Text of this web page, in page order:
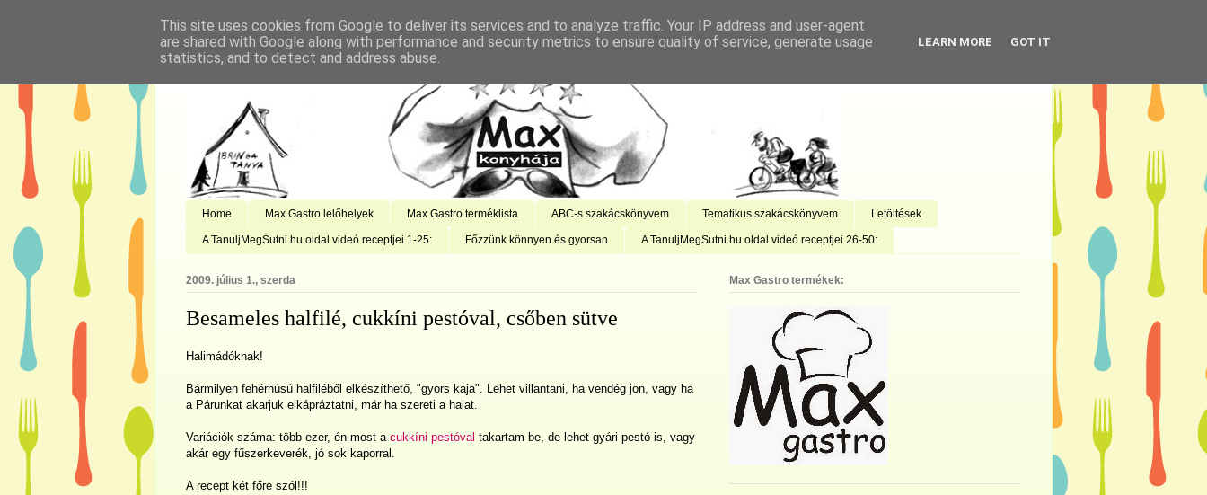
Home Max Gastro lelőhelyek Max Gastro terméklista ABC-s szakácskönyvem Tematikus szakácskönyvem Letöltések
A TanuljMegSutni.hu oldal videó receptjei 1-25: Főzzünk könnyen és gyorsan A TanuljMegSutni.hu oldal videó receptjei 26-50:
2009. július 1., szerda
Besameles halfilé, cukkíni pestóval, csőben sütve
Halimádóknak!
Bármilyen fehérhúsú halfiléből elkészíthető, "gyors kaja". Lehet villantani, ha vendég jön, vagy ha
a Párunkat akarjuk elkápráztatni, már ha szereti a halat.
Variációk száma: több ezer, én most a cukkíni pestóval takartam be, de lehet gyári pestó is, vagy
akár egy fűszerkeverék, jó sok kaporral.
A recept két főre szól!!!
Max Gastro termékek:
This site uses cookies from Google to deliver its services and to analyze traffic. Your IP address and user-agent
are shared with Google along with performance and security metrics to ensure quality of service, generate usage
statistics, and to detect and address abuse.
LEARN MORE GOT IT